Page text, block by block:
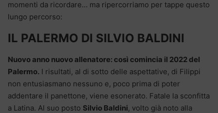
momenti da ricordare… ma ripercorriamo per tappe questo
lungo percorso:
IL PALERMO DI SILVIO BALDINI
Nuovo anno nuovo allenatore: così comincia il 2022 del
Palermo. I risultati, al di sotto delle aspettative, di Filippi
non entusiasmano nessuno e, poco prima di poter
addentare il panettone, viene esonerato. Fatale la sconfitta
a Latina. Al suo posto Silvio Baldini, volto già noto alla